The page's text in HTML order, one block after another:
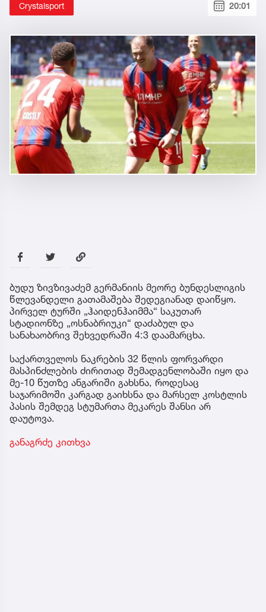
Crystalsport 20:01
ბუდუ ზივზივაძემ გერმანიის მეორე ბუნდესლიგის
წლევანდელი გათამაშება შედეგიანად დაიწყო.
პირველ ტურში „ჰაიდენჰაიმმა“ საკუთარ
სტადიონზე „ოსნაბრიუკი“ დაძაბულ და
სანახაობრივ შეხვედრაში 4:3 დაამარცხა.
საქართველოს ნაკრების 32 წლის ფორვარდი
მასპინძლების ძირითად შემადგენლობაში იყო და
მე-10 წუთზე ანგარიში გახსნა, როდესაც
საჯარიმოში კარგად გაიხსნა და მარსელ კოსტლის
პასის შემდეგ სტუმართა მეკარეს შანსი არ
დაუტოვა.
განაგრძე კითხვა